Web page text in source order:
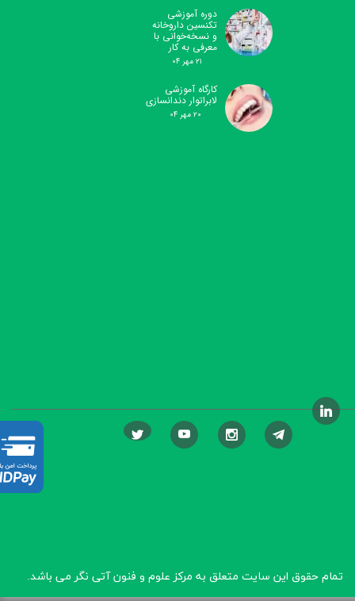
دوره آموزشی
تکنسین داروخانه
و نسخه‌خوانی با
معرفی به کار
۲۱ مهر ۰۴
کارگاه آموزشی
لابراتوار دندانسازی
۲۰ مهر ۰۴
تمام حقوق این سایت متعلق به مرکز علوم و فنون آتی نگر می باشد.